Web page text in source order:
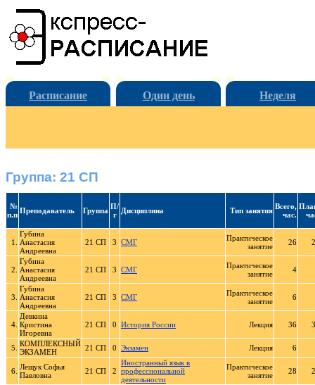
Расписание Один день Неделя
Группа: 21 СП
№
п.п Преподаватель Группа П/
г
Дисциплина Тип занятия Всего,
час.
1.
Губина
Анастасия
Андреевна
21 СП 3 СМГ
Практическое
занятие
26
2.
Губина
Анастасия
Андреевна
21 СП 3 СМГ
Практическое
занятие
4
3.
Губина
Анастасия
Андреевна
21 СП 3 СМГ
Практическое
занятие
6
4.
Девкина
Кристина
Игоревна
21 СП 0 История России Лекция 36
5. КОМПЛЕКСНЫЙ
ЭКЗАМЕН
21 СП 0 Экзамен Лекция 6
6. Лещук Софья
Павловна
21 СП 2
Иностранный язык в
профессиональной
деятельности
Практическое
занятие
28